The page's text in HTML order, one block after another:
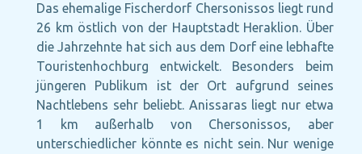
Das ehemalige Fischerdorf Chersonissos liegt rund
26 km östlich von der Hauptstadt Heraklion. Über
die Jahrzehnte hat sich aus dem Dorf eine lebhafte
Touristenhochburg entwickelt. Besonders beim
jüngeren Publikum ist der Ort aufgrund seines
Nachtlebens sehr beliebt. Anissaras liegt nur etwa
1 km außerhalb von Chersonissos, aber
unterschiedlicher könnte es nicht sein. Nur wenige